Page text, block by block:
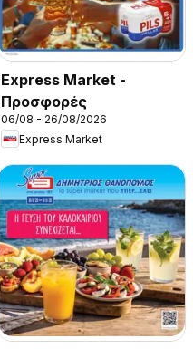
Express Market -
Προσφορές
06/08 - 26/08/2026
Express Market